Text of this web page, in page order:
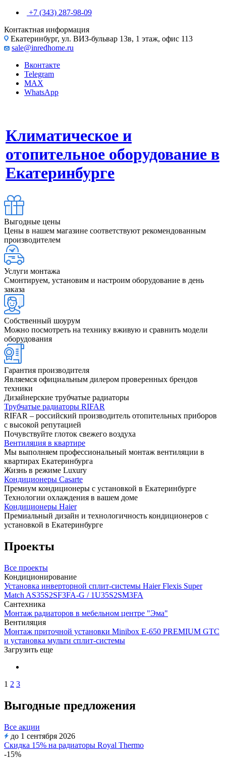
+7 (343) 287-98-09
Контактная информация
Екатеринбург, ул. ВИЗ-бульвар 13в, 1 этаж, офис 113
sale@inredhome.ru
Вконтакте
Telegram
MAX
WhatsApp
Климатическое и
отопительное оборудование в
Екатеринбурге
Выгодные цены
Цены в нашем магазине соответствуют рекомендованным
производителем
Услуги монтажа
Смонтируем, установим и настроим оборудование в день
заказа
Собственный шоурум
Можно посмотреть на технику вживую и сравнить модели
оборудования
Гарантия производителя
Являемся официальным дилером проверенных брендов
техники
Дизайнерские трубчатые радиаторы
Трубчатые радиаторы RIFAR
RIFAR – российский производитель отопительных приборов
с высокой репутацией
Почувствуйте глоток свежего воздуха
Вентиляция в квартире
Мы выполняем профессиональный монтаж вентиляции в
квартирах Екатеринбурга
Жизнь в режиме Luxury
Кондиционеры Casarte
Премиум кондиционеры с установкой в Екатеринбурге
Технологии охлаждения в вашем доме
Кондиционеры Haier
Премиальный дизайн и технологичность кондиционеров с
установкой в Екатеринбурге
Проекты
Все проекты
Кондиционирование
Установка инверторной сплит-системы Haier Flexis Super
Match AS35S2SF3FA-G / 1U35S2SM3FA
Сантехника
Монтаж радиаторов в мебельном центре "Эма"
Вентиляция
Монтаж приточной установки Minibox E-650 PREMIUM GTC
и установка мульти сплит-системы
Загрузить еще
1 2 3
Выгодные предложения
Все акции
до 1 сентября 2026
Скидка 15% на радиаторы Royal Thermo
-15%